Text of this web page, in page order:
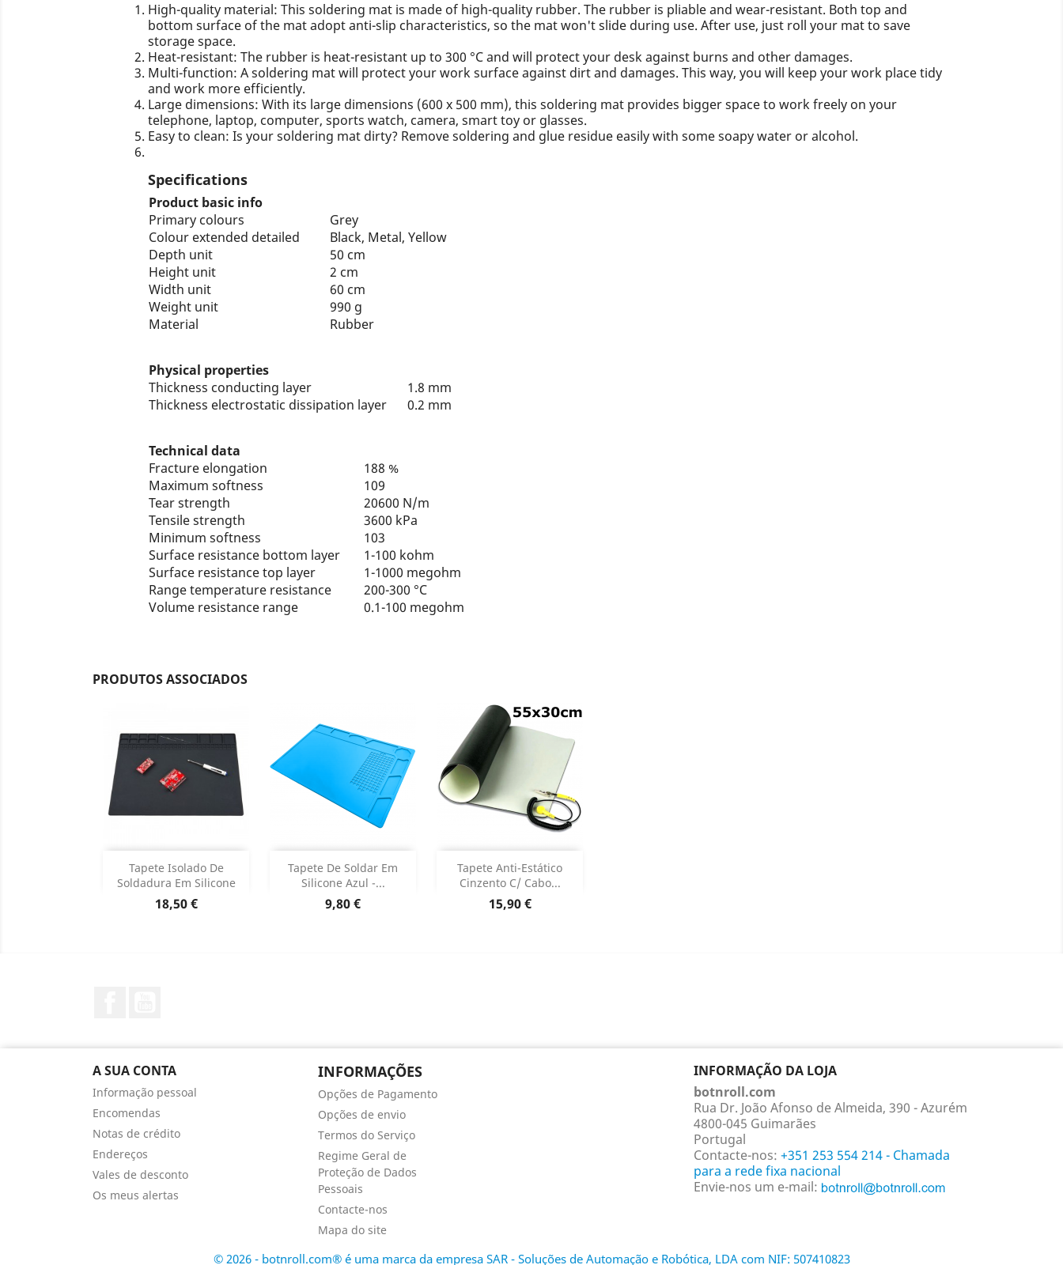
High-quality material: This soldering mat is made of high-quality rubber. The rubber is pliable and wear-resistant. Both top and
bottom surface of the mat adopt anti-slip characteristics, so the mat won't slide during use. After use, just roll your mat to save
storage space.
Heat-resistant: The rubber is heat-resistant up to 300 °C and will protect your desk against burns and other damages.
Multi-function: A soldering mat will protect your work surface against dirt and damages. This way, you will keep your work place tidy
and work more efficiently.
Large dimensions: With its large dimensions (600 x 500 mm), this soldering mat provides bigger space to work freely on your
telephone, laptop, computer, sports watch, camera, smart toy or glasses.
Easy to clean: Is your soldering mat dirty? Remove soldering and glue residue easily with some soapy water or alcohol.
Specifications
Product basic info
Primary colours
Grey
Colour extended detailed
Black, Metal, Yellow
Depth unit
50 cm
Height unit
2 cm
Width unit
60 cm
Weight unit
990 g
Material
Rubber
Physical properties
Thickness conducting layer
1.8 mm
Thickness electrostatic dissipation layer 0.2 mm
Technical data
Fracture elongation
188 %
Maximum softness
109
Tear strength
20600 N/m
Tensile strength
3600 kPa
Minimum softness
103
Surface resistance bottom layer
1-100 kohm
Surface resistance top layer
1-1000 megohm
Range temperature resistance
200-300 °C
Volume resistance range
0.1-100 megohm
PRODUTOS ASSOCIADOS
Tapete Isolado De
Soldadura Em Silicone
Preço
18,50 €
Adicionar 
Dados do produto
Tapete De Soldar Em
Silicone Azul -...
Preço
9,80 €
Adicionar 
Dados do produto
Tapete Anti-Estático
Cinzento C/ Cabo...
Preço
15,90 €
Adicionar 
Dados do produto
A SUA CONTA
Informação pessoal
Encomendas
Notas de crédito
Endereços
Vales de desconto
Os meus alertas
INFORMAÇÕES
Opções de Pagamento
Opções de envio
Termos do Serviço
Regime Geral de
Proteção de Dados
Pessoais
Contacte-nos
Mapa do site
INFORMAÇÃO DA LOJA
botnroll.com
Rua Dr. João Afonso de Almeida, 390 - Azurém
4800-045 Guimarães
Portugal
Contacte-nos: +351 253 554 214 - Chamada
para a rede fixa nacional
Envie-nos um e-mail:
© 2026 - botnroll.com® é uma marca da empresa SAR - Soluções de Automação e Robótica, LDA com NIF: 507410823